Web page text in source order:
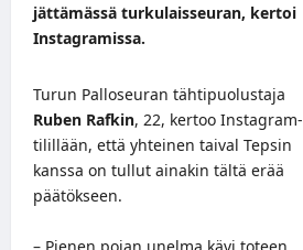
jättämässä turkulaisseuran, kertoi
Instagramissa.
Turun Palloseuran tähtipuolustaja
Ruben Rafkin, 22, kertoo Instagram-
tilillään, että yhteinen taival Tepsin
kanssa on tullut ainakin tältä erää
päätökseen.